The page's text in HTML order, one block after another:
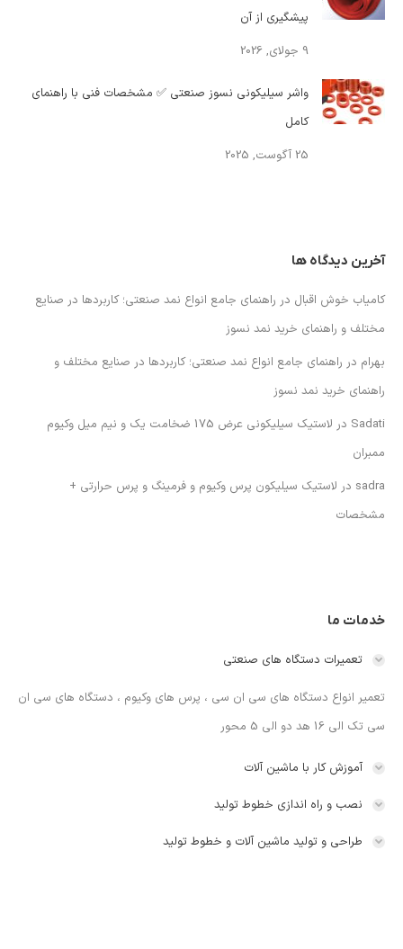
پیشگیری از آن
9 جولای, 2026
واشر سیلیکونی نسوز صنعتی ✅ مشخصات فنی با راهنمای
کامل
25 آگوست, 2025
آخرین دیدگاه ها
کامیاب خوش اقبال در راهنمای جامع انواع نمد صنعتی؛ کاربردها در صنایع
مختلف و راهنمای خرید نمد نسوز
بهرام در راهنمای جامع انواع نمد صنعتی؛ کاربردها در صنایع مختلف و
راهنمای خرید نمد نسوز
Sadati در
لاستیک سیلیکونی عرض 175 ضخامت یک و نیم میل وکیوم
ممبران
sadra در لاستیک سیلیکون پرس وکیوم و فرمینگ و پرس حرارتی +
مشخصات
خدمات ما
تعمیرات دستگاه های صنعتی
تعمیر انواع دستگاه های سی ان سی ، پرس های وکیوم ، دستگاه های سی ان
سی تک الی 16 هد دو الی 5 محور
آموزش کار با ماشین آلات
نصب و راه اندازی خطوط تولید
طراحی و تولید ماشین آلات و خطوط تولید